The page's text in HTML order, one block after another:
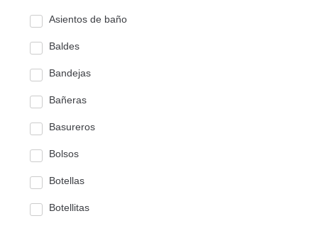
Asientos de baño
Baldes
Bandejas
Bañeras
Basureros
Bolsos
Botellas
Botellitas